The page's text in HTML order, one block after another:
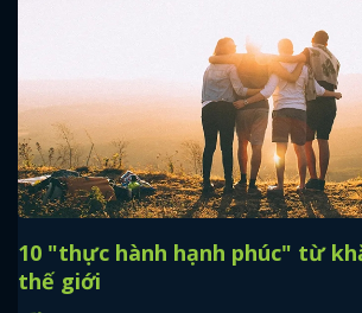
10 "thực hành hạnh phúc" từ
thế giới